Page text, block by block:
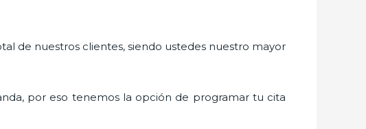
de nuestros clientes, siendo ustedes nuestro mayor
por eso tenemos la opción de programar tu cita